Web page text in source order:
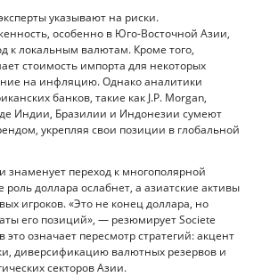
указывают на риски.
особенно в Юго-Восточной Азии,
к локальным валютам. Кроме того,
стоимость импорта для некоторых
на инфляцию. Однако аналитики
банков, такие как J.P. Morgan,
Индии, Бразилии и Индонезии сумеют
укрепляя свои позиции в глобальной
знаменует переход к многополярной
доллара ослабнет, а азиатские активы
игроков. «Это не конец доллара, но
его позиций», — резюмирует Societe
это означает пересмотр стратегий: акцент
диверсификацию валютных резервов и
секторов Азии.